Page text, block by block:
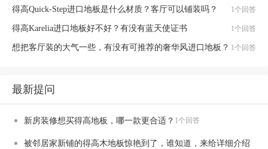
得高Quick-Step进口地板是什么材质？客厅可以铺装吗？ 1个回答
得高Karelia进口地板好不好？有没有蓝天使证书 1个回答
想把客厅装的大气一些，有没有可推荐的奢华风进口地板？ 1个回答
最新提问
新房装修想买得高地板，哪一款更合适？ 1个回答
被邻居家新铺的得高木地板惊艳到了，谁知道，来给详细介绍